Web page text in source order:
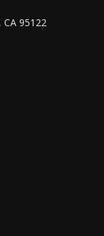
95122